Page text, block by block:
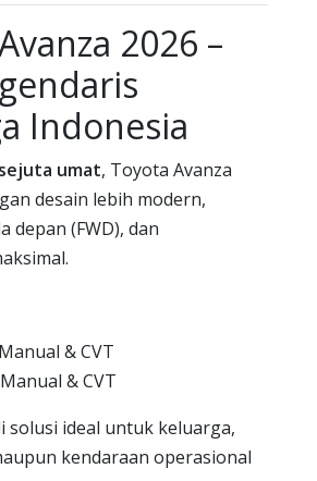
2026 –
Indonesia
umat, Toyota Avanza
desain lebih modern,
depan (FWD), dan
& CVT
& CVT
solusi ideal untuk keluarga,
kendaraan operasional